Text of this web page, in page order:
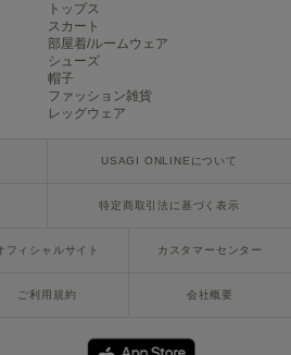
トップス
スカート
部屋着/ルームウェア
シューズ
帽子
ファッション雑貨
レッグウェア
USAGI ONLINEについて
特定商取引法に基づく表示
フィシャルサイト カスタマーセンター
ご利用規約 会社概要